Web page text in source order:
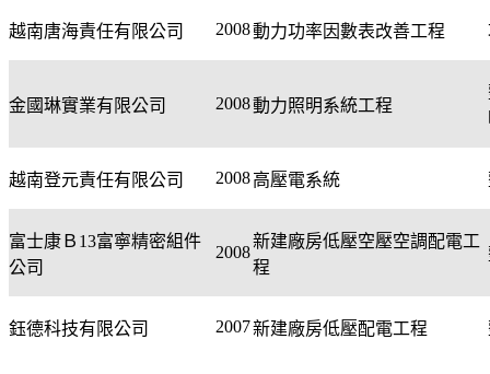
越南唐海責任有限公司 2008動力功率因數表改善工程
金國琳實業有限公司 2008動力照明系統工程
越南登元責任有限公司 2008 高壓電系統
富士康Ｂ 13富寧精密組件
公司
2008
新建廠房低壓空壓空調配電工
程
鈺德科技有限公司 2007新建廠房低壓配電工程